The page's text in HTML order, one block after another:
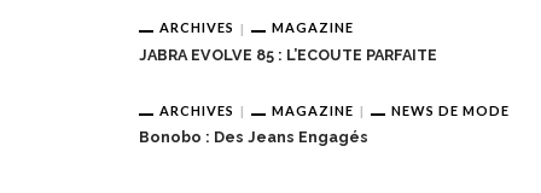
ARCHIVES MAGAZINE
JABRA EVOLVE 85 : L’ECOUTE PARFAITE
ARCHIVES MAGAZINE NEWS DE MODE
Bonobo : Des Jeans Engagés